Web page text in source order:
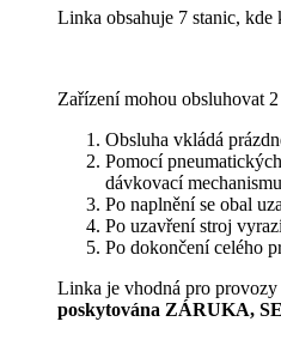
Linka obsahuje 7 stanic, kde
Zařízení mohou obsluhovat
Obsluha vkládá
Pomocí
dávkovací
Po naplnění se obal
Po uzavření stroj
Po dokončení celého
Linka je vhodná pro
poskytována ZÁRUKA,